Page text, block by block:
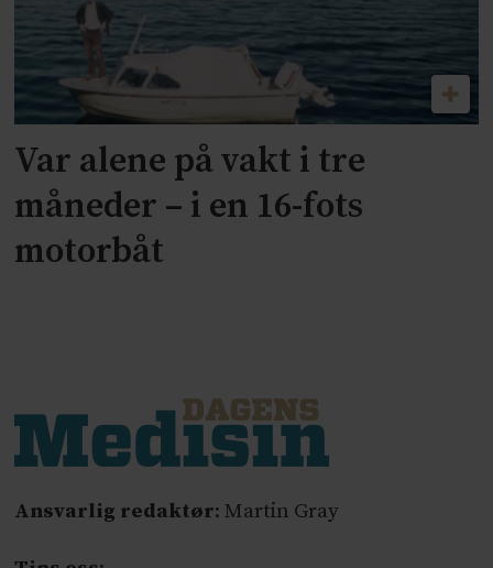
Var alene på vakt i tre
måneder – i en 16-fots
motorbåt
Ansvarlig redaktør: Martin Gray